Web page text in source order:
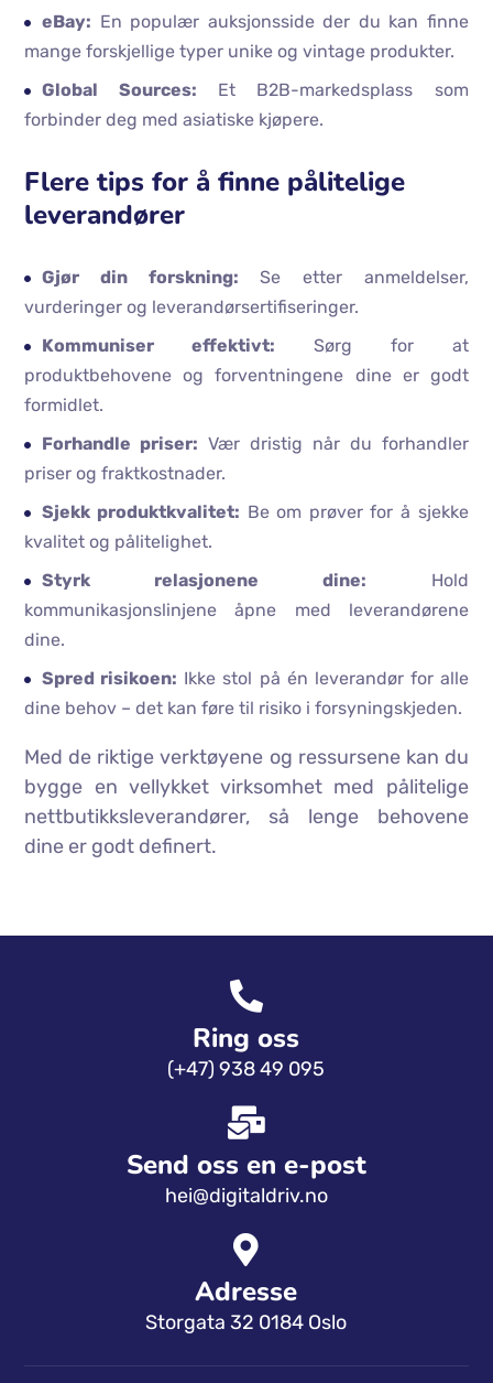
eBay: En populær auksjonsside der du kan finne
mange forskjellige typer unike og vintage produkter.
Global Sources: Et B2B-markedsplass som
forbinder deg med asiatiske kjøpere.
Flere tips for å finne pålitelige
leverandører
Gjør din forskning: Se etter anmeldelser,
vurderinger og leverandørsertifiseringer.
Kommuniser effektivt: Sørg for at
produktbehovene og forventningene dine er godt
formidlet.
Forhandle priser: Vær dristig når du forhandler
priser og fraktkostnader.
Sjekk produktkvalitet: Be om prøver for å sjekke
kvalitet og pålitelighet.
Styrk relasjonene dine: Hold
kommunikasjonslinjene åpne med leverandørene
dine.
Spred risikoen: Ikke stol på én leverandør for alle
dine behov – det kan føre til risiko i forsyningskjeden.
Med de riktige verktøyene og ressursene kan du
bygge en vellykket virksomhet med pålitelige
nettbutikksleverandører, så lenge behovene
dine er godt definert.
Ring oss
(+47) 938 49 095
Send oss ​​en e-post
hei@digitaldriv.no
Adresse
Storgata 32 0184 Oslo